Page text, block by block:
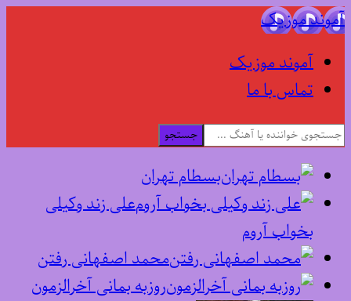
آموند موزیک
آموند موزیک
تماس با ما
جستجو
بسطام تهران
علی زند وکیلی
بخواب آروم
محمد اصفهانی رفتن
روزبه بمانی آخرالزمون